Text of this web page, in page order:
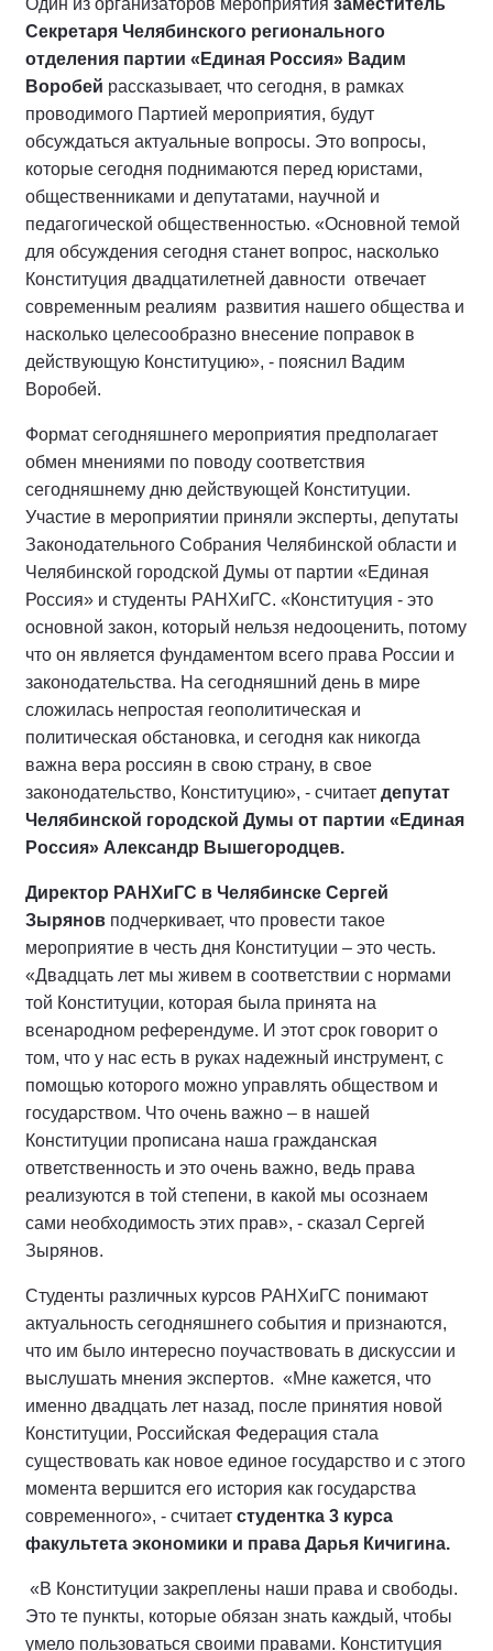
Один из организаторов мероприятия заместитель
Секретаря Челябинского регионального
отделения партии «Единая Россия» Вадим
Воробей рассказывает, что сегодня, в рамках
проводимого Партией мероприятия, будут
обсуждаться актуальные вопросы. Это вопросы,
которые сегодня поднимаются перед юристами,
общественниками и депутатами, научной и
педагогической общественностью. «Основной темой
для обсуждения сегодня станет вопрос, насколько
Конституция двадцатилетней давности отвечает
современным реалиям развития нашего общества и
насколько целесообразно внесение поправок в
действующую Конституцию», - пояснил Вадим
Воробей.
Формат сегодняшнего мероприятия предполагает
обмен мнениями по поводу соответствия
сегодняшнему дню действующей Конституции.
Участие в мероприятии приняли эксперты, депутаты
Законодательного Собрания Челябинской области и
Челябинской городской Думы от партии «Единая
Россия» и студенты РАНХиГС. «Конституция - это
основной закон, который нельзя недооценить, потому
что он является фундаментом всего права России и
законодательства. На сегодняшний день в мире
сложилась непростая геополитическая и
политическая обстановка, и сегодня как никогда
важна вера россиян в свою страну, в свое
законодательство, Конституцию», - считает депутат
Челябинской городской Думы от партии «Единая
Россия» Александр Вышегородцев.
Директор РАНХиГС в Челябинске Сергей
Зырянов подчеркивает, что провести такое
мероприятие в честь дня Конституции – это честь.
«Двадцать лет мы живем в соответствии с нормами
той Конституции, которая была принята на
всенародном референдуме. И этот срок говорит о
том, что у нас есть в руках надежный инструмент, с
помощью которого можно управлять обществом и
государством. Что очень важно – в нашей
Конституции прописана наша гражданская
ответственность и это очень важно, ведь права
реализуются в той степени, в какой мы осознаем
сами необходимость этих прав», - сказал Сергей
Зырянов.
Студенты различных курсов РАНХиГС понимают
актуальность сегодняшнего события и признаются,
что им было интересно поучаствовать в дискуссии и
выслушать мнения экспертов. «Мне кажется, что
именно двадцать лет назад, после принятия новой
Конституции, Российская Федерация стала
существовать как новое единое государство и с этого
момента вершится его история как государства
современного», - считает студентка 3 курса
факультета экономики и права Дарья Кичигина.
«В Конституции закреплены наши права и свободы.
Это те пункты, которые обязан знать каждый, чтобы
умело пользоваться своими правами. Конституция